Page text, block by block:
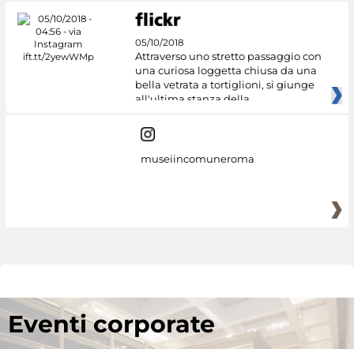
05/10/2018
Attraverso uno stretto passaggio con
una curiosa loggetta chiusa da una
bella vetrata a tortiglioni, si giunge
all'ultima stanza della
museiincomuneroma
Eventi corporate